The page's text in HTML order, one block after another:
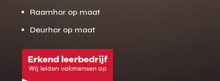
Raamhor op maat
Deurhor op maat